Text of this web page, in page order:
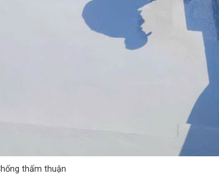
thấm thuận